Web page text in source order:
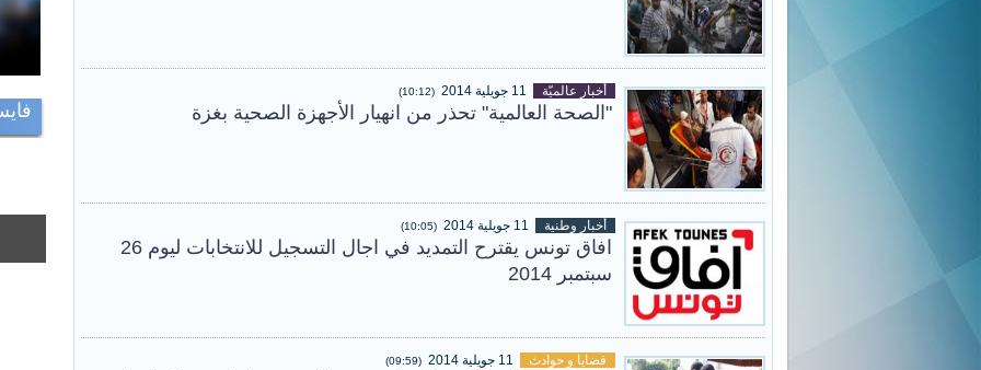
أخبار عالميّة (10:12)
"الصحة العالمية" تحذر من انهيار الأجهزة الصحية بغزة
أخبار وطنية (10:05)
افاق تونس يقترح التمديد في اجال التسجيل للانتخابات ليوم 26
سبتمبر 2014
قضايا و حوادث (09:59)